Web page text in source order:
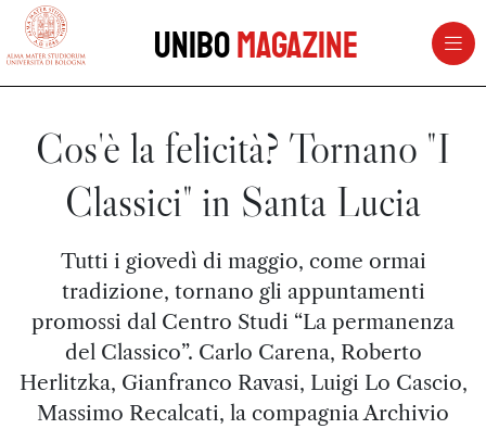
vai al contenuto della pagina
UniboMagazine
Cos'è la felicità? Tornano "I
Classici" in Santa Lucia
Tutti i giovedì di maggio, come ormai
tradizione, tornano gli appuntamenti
promossi dal Centro Studi “La permanenza
del Classico”. Carlo Carena, Roberto
Herlitzka, Gianfranco Ravasi, Luigi Lo Cascio,
Massimo Recalcati, la compagnia Archivio